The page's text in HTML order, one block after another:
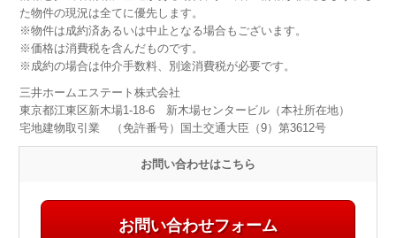
た物件の現況は全てに優先します。
※物件は成約済あるいは中止となる場合もございます。
※価格は消費税を含んだものです。
※成約の場合は仲介手数料、別途消費税が必要です。
三井ホームエステート株式会社
東京都江東区新木場1-18-6 新木場センタービル（本社所在地）
宅地建物取引業 （免許番号）国土交通大臣（9）第3612号
お問い合わせはこちら
お問い合わせフォーム